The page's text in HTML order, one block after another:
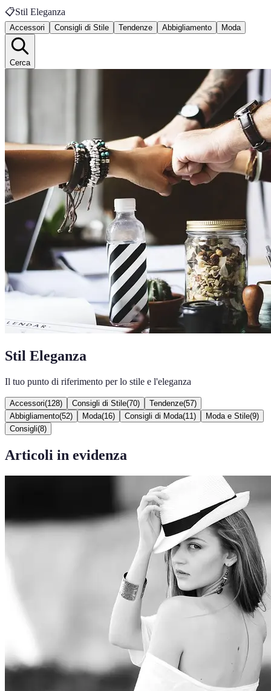
📋Stil Eleganza
Accessori Consigli di Stile Tendenze Abbigliamento Moda
Cerca
Stil Eleganza
Il tuo punto di riferimento per lo stile e l'eleganza
Accessori(128) Consigli di Stile(70) Tendenze(57)
Abbigliamento(52) Moda(16) Consigli di Moda(11 ) Moda e Stile(9)
Consigli(8)
Articoli in evidenza